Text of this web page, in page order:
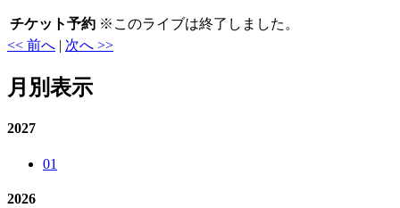
チケット予約 ※ このライブは終了しました。
<< 前へ | 次へ >>
月別表示
2027
01
2026